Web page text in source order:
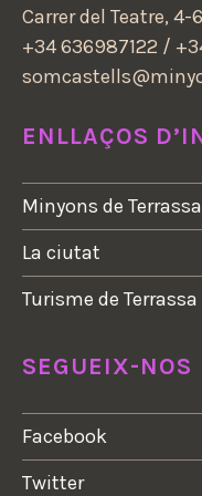
Carrer del Teatre, 4-
+34 636987122 /
ENLLAÇOS
Minyons de Terrassa
La ciutat
Turisme de Terrassa
SEGUEIX-NOS
Facebook
Twitter